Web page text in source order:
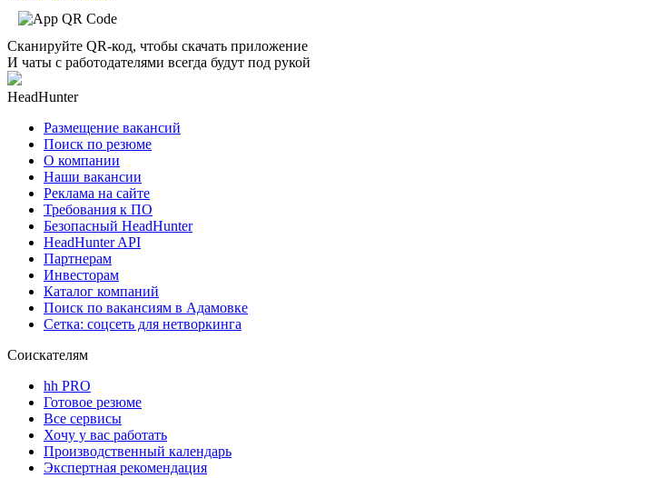
Сканируйте QR-код, чтобы скачать приложение
И чаты с работодателями всегда будут под рукой
HeadHunter
Размещение вакансий
Поиск по резюме
О компании
Наши вакансии
Реклама на сайте
Требования к ПО
Безопасный HeadHunter
HeadHunter API
Партнерам
Инвесторам
Каталог компаний
Поиск по вакансиям в Адамовке
Сетка: соцсеть для нетворкинга
Соискателям
hh PRO
Готовое резюме
Все сервисы
Хочу у вас работать
Производственный календарь
Экспертная рекомендация